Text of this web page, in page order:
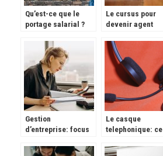
Qu’est-ce que le
portage salarial ?
Le cursus pour
devenir agent
Gestion
d’entreprise: focus
vos employés
Le casque
telephonique: ce